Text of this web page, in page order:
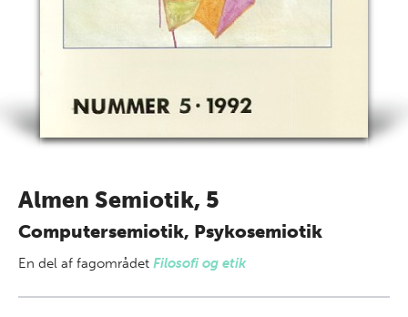
Almen Semiotik, 5
Computersemiotik, Psykosemiotik
En del af fagområdet Filosofi og etik